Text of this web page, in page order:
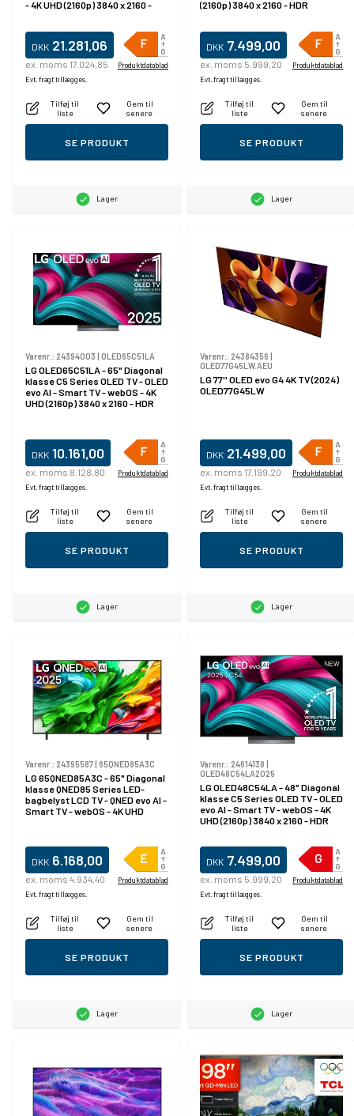
- 4K UHD (2160p) 3840 x 2160 -
DKK 21.281,06
ex. moms 17.024,85
Evt. fragt tillægges.
Produktdatablad
Tilføj til
liste
Gem til
senere
SE PRODUKT
Lager
(2160p) 3840 x 2160 - HDR
DKK 7.499,00
ex. moms 5.999,20
Evt. fragt tillægges.
Produktdatablad
Tilføj til
liste
Gem til
senere
SE PRODUKT
Lager
Varenr.: 24394003 | OLED65C51LA
LG OLED65C51LA - 65" Diagonal
klasse C5 Series OLED TV - OLED
evo AI - Smart TV - webOS - 4K
UHD (2160p) 3840 x 2160 - HDR
DKK 10.161,00
ex. moms 8.128,80
Evt. fragt tillægges.
Produktdatablad
Tilføj til
liste
Gem til
senere
SE PRODUKT
Lager
Varenr.: 24384356 |
OLED77G45LW.AEU
LG 77'' OLED evo G4 4K TV (2024)
OLED77G45LW
DKK 21.499,00
ex. moms 17.199,20
Evt. fragt tillægges.
Produktdatablad
Tilføj til
liste
Gem til
senere
SE PRODUKT
Lager
Varenr.: 24395587| 65QNED85A3C
LG 65QNED85A3C - 65" Diagonal
klasse QNED85 Series LED-
bagbelyst LCD TV - QNED evo AI -
Smart TV - webOS - 4K UHD
DKK 6.168,00
ex. moms 4.934,40
Evt. fragt tillægges.
Produktdatablad
Tilføj til
liste
Gem til
senere
SE PRODUKT
Lager
Varenr.: 24614138 |
OLED48C54LA2025
LG OLED48C54LA - 48" Diagonal
klasse C5 Series OLED TV - OLED
evo AI - Smart TV - webOS - 4K
UHD (2160p) 3840 x 2160 - HDR
DKK 7.499,00
ex. moms 5.999,20
Evt. fragt tillægges.
Produktdatablad
Tilføj til
liste
Gem til
senere
SE PRODUKT
Lager